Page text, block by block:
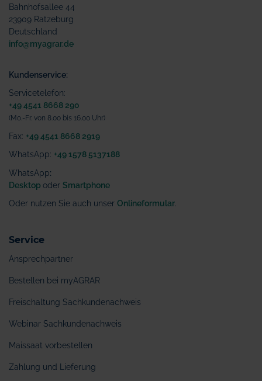
Bahnhofsallee 44
23909 Ratzeburg
Deutschland
info@myagrar.de
Kundenservice:
Servicetelefon:
+49 4541 8668 290
(Mo.-Fr. von 8.00 bis 16.00 Uhr)
Fax: +49 4541 8668 2919
WhatsApp: +49 1578 5137188
WhatsApp:
Desktop oder Smartphone
Oder nutzen Sie auch unser Onlineformular
Service
Ansprechpartner
Bestellen bei myAGRAR
Freischaltung Sachkundenachweis
Webinar Sachkundenachweis
Maissaat vorbestellen
Zahlung und Lieferung